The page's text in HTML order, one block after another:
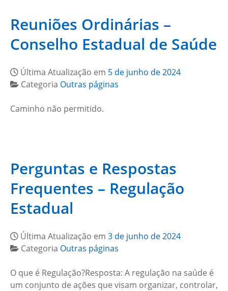
Reuniões Ordinárias –
Conselho Estadual de Saúde
Última Atualização em 5 de junho de 2024
Categoria Outras páginas
Caminho não permitido.
Perguntas e Respostas
Frequentes – Regulação
Estadual
Última Atualização em 3 de junho de 2024
Categoria Outras páginas
O que é Regulação?Resposta: A regulação na saúde é
um conjunto de ações que visam organizar, controlar,